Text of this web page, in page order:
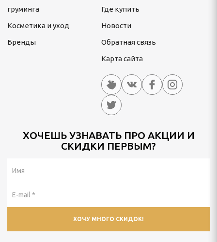
груминга
Косметика и уход
Бренды
Где купить
Новости
Обратная связь
Карта сайта
ХОЧЕШЬ УЗНАВАТЬ ПРО АКЦИИ И
СКИДКИ ПЕРВЫМ?